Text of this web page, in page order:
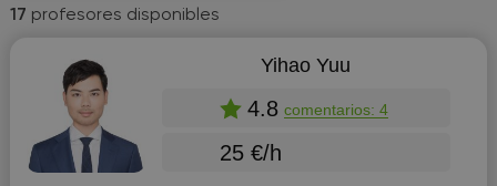
17 profesores disponibles
Yihao Yuu
4.8 comentarios: 4
25 €/h